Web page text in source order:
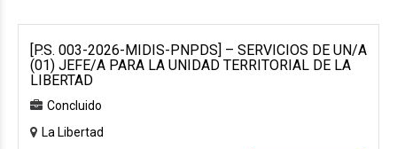
[P.S. 003-2026-MIDIS-PNPDS] – SERVICIOS DE UN/A
(01) JEFE/A PARA LA UNIDAD TERRITORIAL DE LA
LIBERTAD
Concluido
La Libertad